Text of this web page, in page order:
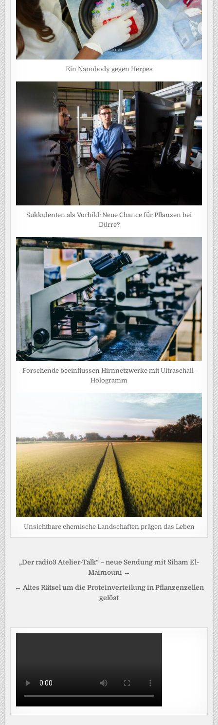
Ein Nanobody gegen Herpes
Sukkulenten als Vorbild: Neue Chance für Pflanzen bei
Dürre?
Forschende beeinflussen Hirnnetzwerke mit Ultraschall-
Hologramm
Unsichtbare chemische Landschaften prägen das Leben
Beitragsnavigation
„Der radio3 Atelier-Talk“ – neue Sendung mit Siham El-
Maimouni →
← Altes Rätsel um die Proteinverteilung in Pflanzenzellen
gelöst